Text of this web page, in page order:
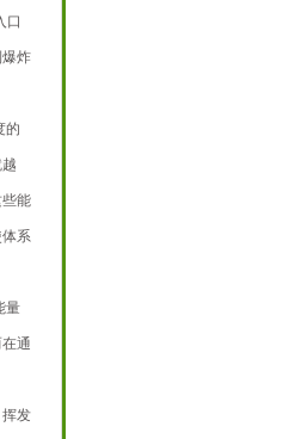
口
炸
的
能
系
量
通
发